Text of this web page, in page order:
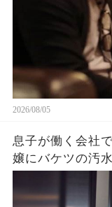
2026/08/05
息子が働く会社
嬢にバケツの汚
され→クビを覚
「ずっと探して